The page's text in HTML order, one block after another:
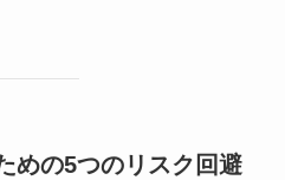
めの5つのリスク回避